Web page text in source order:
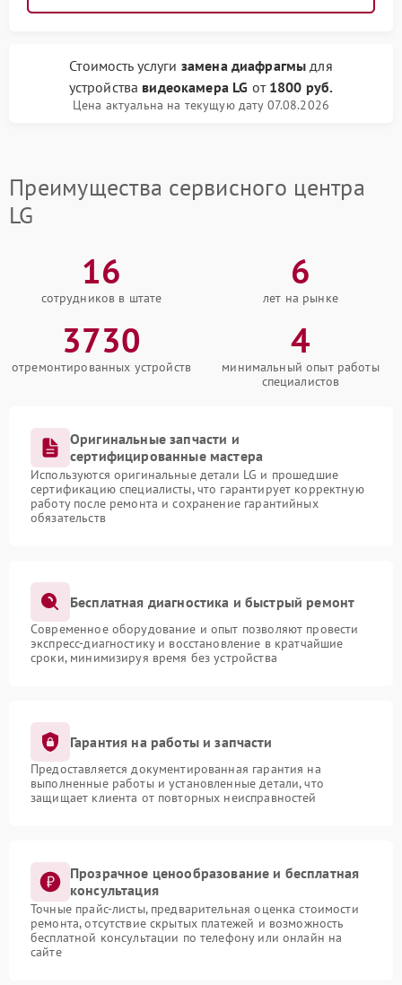
Стоимость услуги замена диафрагмы для
устройства видеокамера LG от 1800 руб.
Цена актуальна на текущую дату 07.08.2026
Преимущества сервисного центра
LG
16
сотрудников в штате
6
лет на рынке
3730
отремонтированных устройств
4
минимальный опыт работы
специалистов
Оригинальные запчасти и
сертифицированные мастера
Используются оригинальные детали LG и прошедшие
сертификацию специалисты, что гарантирует корректную
работу после ремонта и сохранение гарантийных
обязательств
Бесплатная диагностика и быстрый ремонт
Современное оборудование и опыт позволяют провести
экспресс-диагностику и восстановление в кратчайшие
сроки, минимизируя время без устройства
Гарантия на работы и запчасти
Предоставляется документированная гарантия на
выполненные работы и установленные детали, что
защищает клиента от повторных неисправностей
Прозрачное ценообразование и бесплатная
консультация
Точные прайс-листы, предварительная оценка стоимости
ремонта, отсутствие скрытых платежей и возможность
бесплатной консультации по телефону или онлайн на
сайте